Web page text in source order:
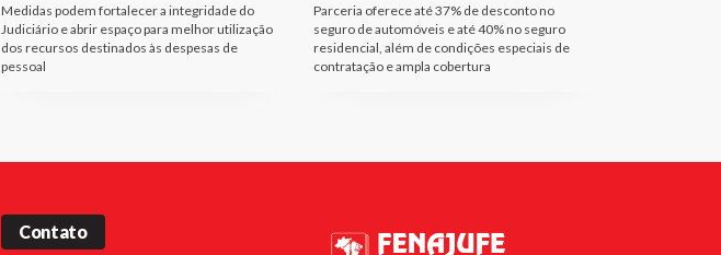
Medidas podem fortalecer a integridade do
Judiciário e abrir espaço para melhor utilização
dos recursos destinados às despesas de
pessoal
Parceria oferece até 37% de desconto no
seguro de automóveis e até 40% no seguro
residencial, além de condições especiais de
contratação e ampla cobertura
Contato